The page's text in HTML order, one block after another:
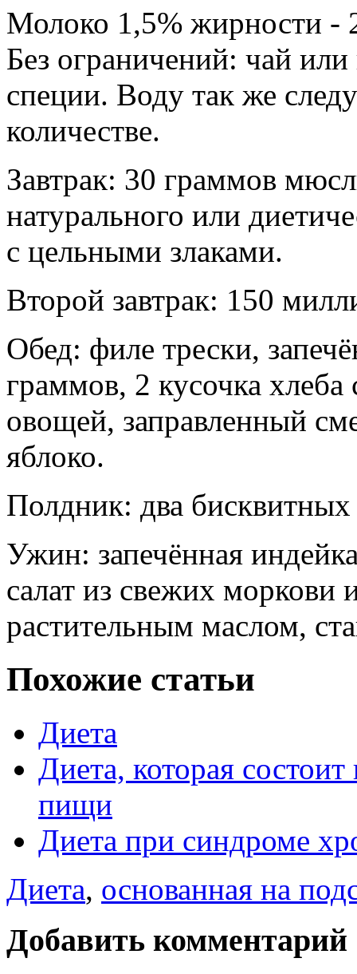
Молоко 1,5% жирности -
Без ограничений: чай
специи. Воду так же
количестве.
Завтрак: 30 граммов
натурального или
с цельными злаками.
Второй завтрак: 150
Обед: филе трески,
граммов, 2 кусочка
овощей, заправленный
яблоко.
Полдник: два бисквитных
Ужин: запечённая
салат из свежих моркови
растительным маслом,
Похожие статьи
Диета
Диета, которая
пищи
Диета при синдроме
Диета, основанная на
Добавить комментарий